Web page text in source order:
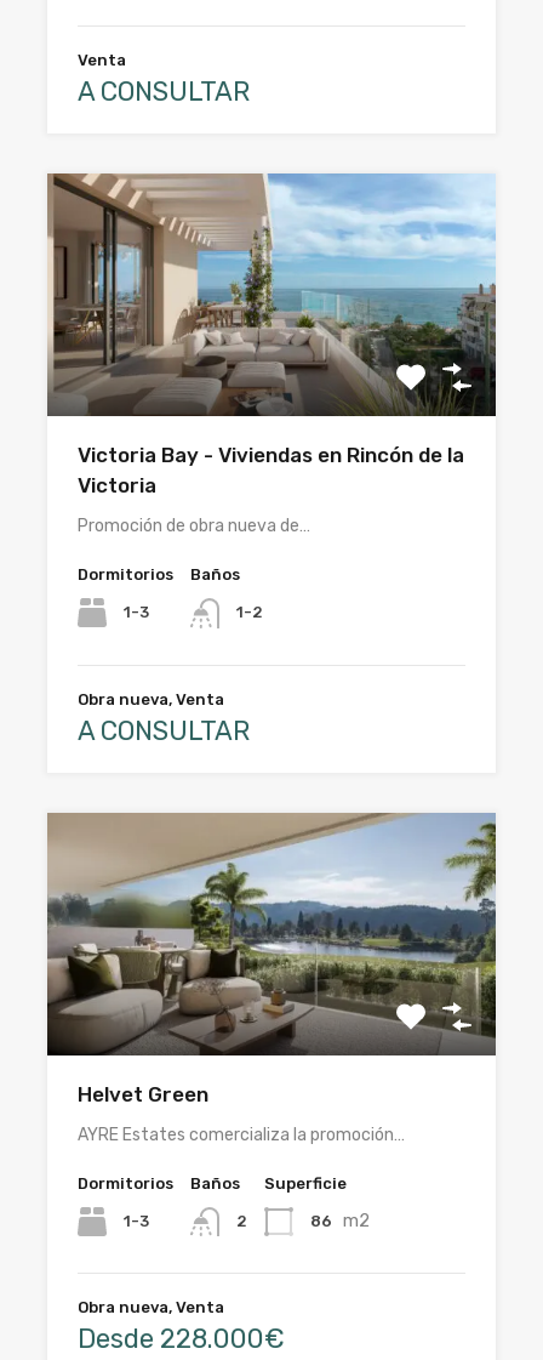
Venta
A CONSULTAR
Victoria Bay - Viviendas en Rincón de la
Victoria
Promoción de obra nueva de…
Dormitorios
1-3
Baños
1-2
Obra nueva, Venta
A CONSULTAR
Helvet Green
AYRE Estates comercializa la promoción…
Dormitorios
1-3
Baños
2
Superficie
86 m2
Obra nueva, Venta
Desde 228.000€